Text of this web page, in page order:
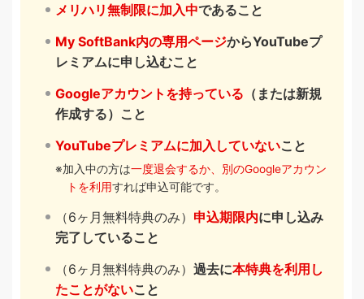
メリハリ無制限に加入中であること
My SoftBank内の専用ページからYouTubeプ
レミアムに申し込むこと
Googleアカウントを持っている （または新規
作成する）こと
YouTubeプレミアムに加入していないこと
加入中の方は一度退会するか、別のGoogleアカウン
トを利用すれば申込可能です。
（6ヶ月無料特典のみ） 申込期限内に申し込み
完了していること
（6ヶ月無料特典のみ） 過去に本特典を利用し
たことがないこと